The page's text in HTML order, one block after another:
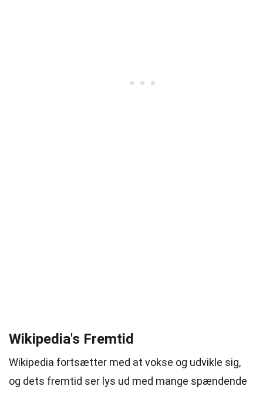
Wikipedia's Fremtid
Wikipedia fortsætter med at vokse og udvikle sig,
og dets fremtid ser lys ud med mange spændende